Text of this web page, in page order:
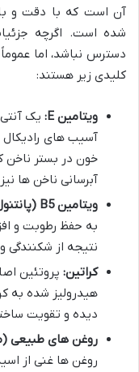
آن است که با دقت و با
شده است. اگرچه
دسترس نباشد، اما
کلیدی زیر هستند:
ویتامین E:
یک
آسیب های
خون در بستر ناخن
آبرسانی ناخن ها
ویتامین B5 (پانتنول):
به حفظ رطوبت و
نتیجه از شکنندگی
کراتین: پروتئین
هیدرولیز شده به
دیده و تقویت
روغن های طبیعی
روغن ها غنی از